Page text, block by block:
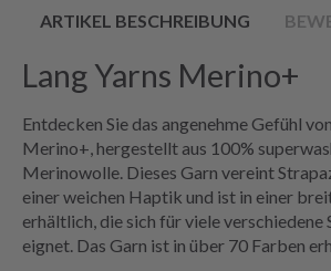
ARTIKEL BESCHREIBUNG
Lang Yarns Merino+
Entdecken Sie das angenehme Gefühl
Merino+, hergestellt aus 100%
Merinowolle. Dieses Garn vereint
einer weichen Haptik und ist in einer
erhältlich, die sich für viele
eignet. Das Garn ist in über 70 Farben